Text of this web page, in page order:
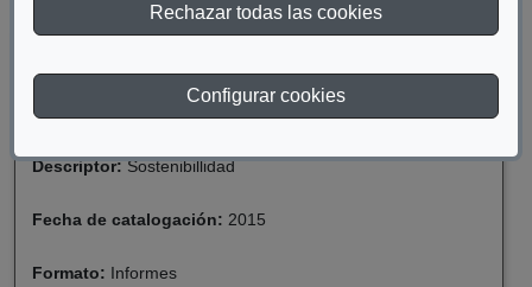
Rechazar todas las cookies
Configurar cookies
Año de publicación:
Descriptor: Sostenibillidad
Fecha de catalogación: 2015
Formato: Informes